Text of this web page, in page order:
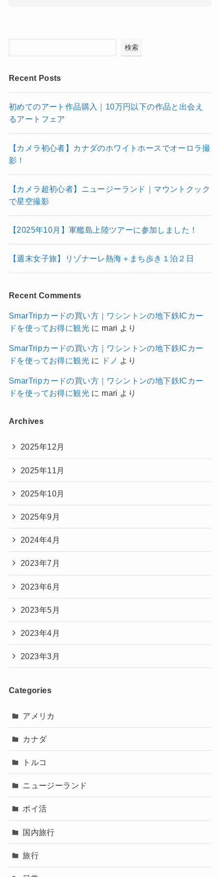
検索
Recent Posts
初めてのアート作品購入｜10万円以下の作品と出会え
るアートフェア
【カメラ初心者】カナダのホワイトホースでオーロラ撮
影！
【カメラ超初心者】ニュージーランド｜マウントクック
で星空撮影
【2025年10月】軍艦島上陸ツアーに参加しました！
【週末女子旅】リゾナーレ熱海＋まち歩き１泊２日
Recent Comments
SmarTripカードの買い方｜ワシントンの地下鉄ICカー
ドを使ってお得に観光に mari より
SmarTripカードの買い方｜ワシントンの地下鉄ICカー
ドを使ってお得に観光に ドノ より
SmarTripカードの買い方｜ワシントンの地下鉄ICカー
ドを使ってお得に観光に mari より
Archives
2025年12月
2025年11月
2025年10月
2025年9月
2024年4月
2023年7月
2023年6月
2023年5月
2023年4月
2023年3月
Categories
アメリカ
カナダ
トルコ
ニュージーランド
ポイ活
国内旅行
旅行